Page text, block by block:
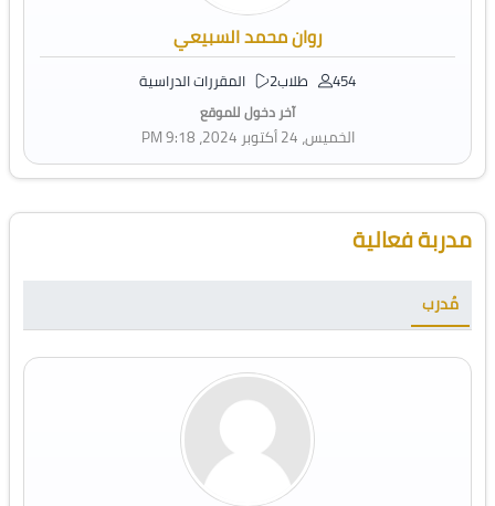
روان محمد السبيعي
454 طلاب 2 المقررات الدراسية
آخر دخول للموقع
الخميس، 24 أكتوبر 2024، 9:18 PM
تجاوز [Cocoon] Course Instructor
مدربة فعالية
مُدرب